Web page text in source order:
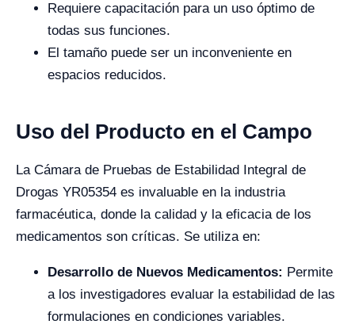
Requiere capacitación para un uso óptimo de
todas sus funciones.
El tamaño puede ser un inconveniente en
espacios reducidos.
Uso del Producto en el Campo
La Cámara de Pruebas de Estabilidad Integral de
Drogas YR05354 es invaluable en la industria
farmacéutica, donde la calidad y la eficacia de los
medicamentos son críticas. Se utiliza en:
Desarrollo de Nuevos Medicamentos: Permite
a los investigadores evaluar la estabilidad de las
formulaciones en condiciones variables.